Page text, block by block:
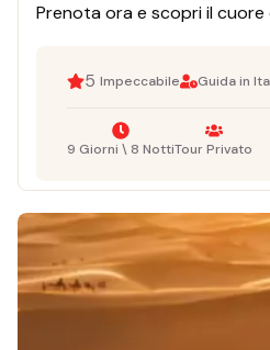
Prenota ora e scopri il
5 Impeccabile Guida in
9 Giorni \ 8 NottiTour Privato